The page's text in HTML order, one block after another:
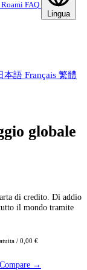
FAQ
Lingua
本語 Français 繁體
globale
di credito. Dì addio
il mondo tramite
/ 0,00 €
→